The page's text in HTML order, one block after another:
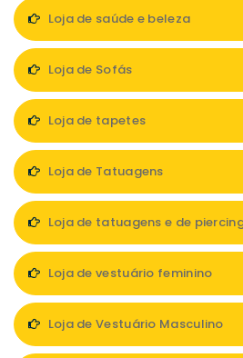
Loja de saúde e beleza
Loja de Sofás
Loja de tapetes
Loja de Tatuagens
Loja de tatuagens e de
Loja de vestuário feminino
Loja de Vestuário Masculino